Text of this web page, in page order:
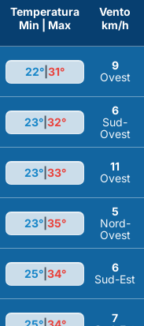
Temperatura
Min | Max
Vento
km/h
22° 31°
9
Ovest
23°| 32°
6
Sud-
Ovest
23°| 33°
11
Ovest
23°| 35°
5
Nord-
Ovest
25°| 34°
6
Sud-Est
7